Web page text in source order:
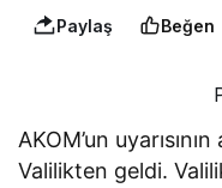
Paylaş Beğen
AKOM’un
Valilikten geldi.